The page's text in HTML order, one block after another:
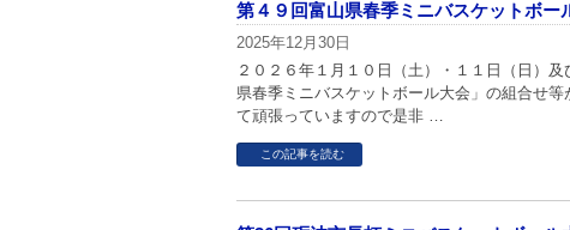
第４９回富山県春季ミニバスケットボー
2025年12月30日
２０２６年１月１０日（土）・１１日（日）
県春季ミニバスケットボール大会」の組合せ
て頑張っていますので是非 …
この記事を読む